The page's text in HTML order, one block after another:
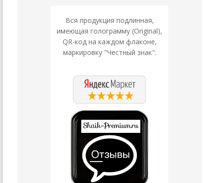
Вся продукция подлинная,
имеющая голограмму (Original),
QR-код на каждом флаконе,
маркировку "Честный знак".